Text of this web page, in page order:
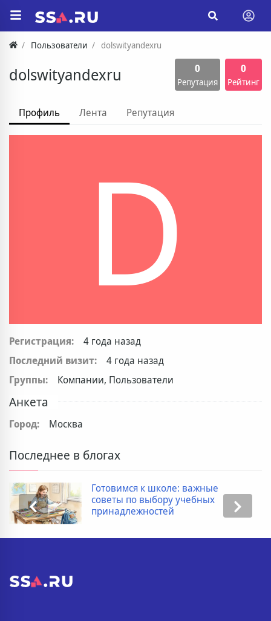
Пользователи dolswityandexru
dolswityandexru 0
Репутация
0
Рейтинг
Профиль Лента Репутация
D
Регистрация:
4 года назад
Последний визит:
4 года назад
Группы:
Компании, Пользователи
Анкета
Город: Москва
Последнее в блогах
Готовимся к школе: важные
советы по выбору учебных
принадлежностей